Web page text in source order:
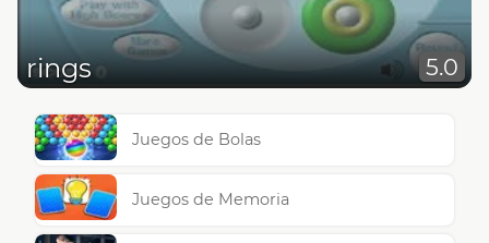
rings 5.0
Juegos de Bolas
Juegos de Memoria